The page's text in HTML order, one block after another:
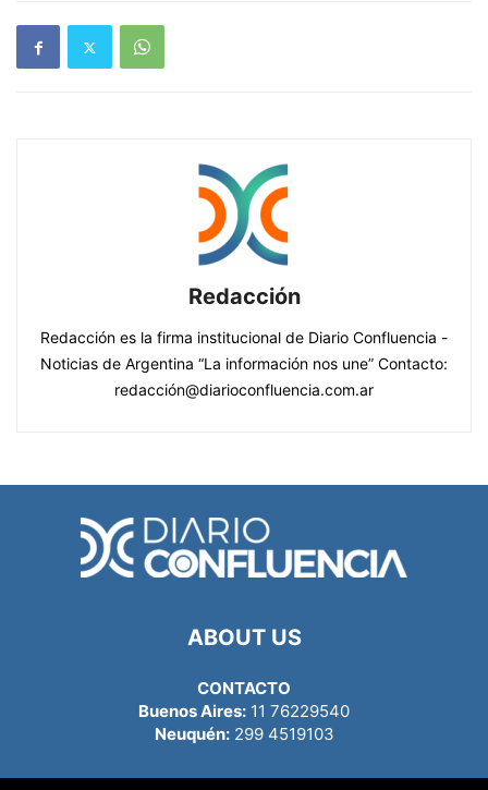
Redacción
Redacción es la firma institucional de Diario Confluencia -
Noticias de Argentina “La información nos une” Contacto:
redacción@diarioconfluencia.com.ar
ABOUT US
CONTACTO
Buenos Aires: 11 76229540
Neuquén:299 4519103